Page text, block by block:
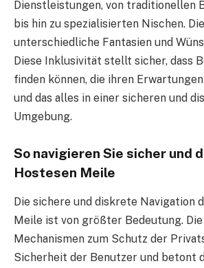
Dienstleistungen, von traditionellen
bis hin zu spezialisierten Nischen.
unterschiedliche Fantasien und
Diese Inklusivität stellt sicher, dass
finden können, die ihren
und das alles in einer sicheren und
Umgebung.
So navigieren Sie sicher und
Hostesen Meile
Die sichere und diskrete Navigation
Meile ist von größter Bedeutung.
Mechanismen zum Schutz der
Sicherheit der Benutzer und betont